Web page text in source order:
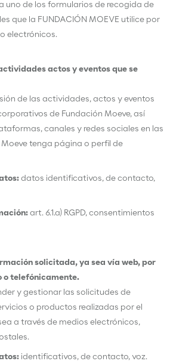
uno de los formularios de recogida de
que la FUNDACIÓN MOEVE utilice por
electrónicos.
actos y eventos que se
de las actividades, actos y eventos
de Fundación Moeve, así
canales y redes sociales en las
tenga página o perfil de
datos identificativos, de contacto,
art. 6.1.a) RGPD, consentimientos
solicitada, ya sea vía web, por
o telefónicamente.
y gestionar las solicitudes de
o productos realizadas por el
a través de medios electrónicos,
identificativos, de contacto, voz.